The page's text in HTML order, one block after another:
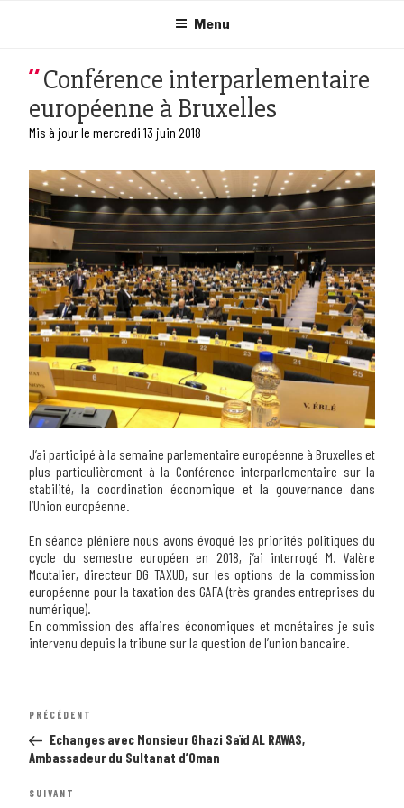
Menu
Conférence interparlementaire
européenne à Bruxelles
Mis à jour le mercredi 13 juin 2018
J’ai participé à la semaine parlementaire européenne à Bruxelles et
plus particulièrement à la Conférence interparlementaire sur la
stabilité, la coordination économique et la gouvernance dans
l’Union européenne.
En séance plénière nous avons évoqué les priorités politiques du
cycle du semestre européen en 2018, j’ai interrogé M. Valère
Moutalier, directeur DG TAXUD, sur les options de la commission
européenne pour la taxation des GAFA (très grandes entreprises du
numérique).
En commission des affaires économiques et monétaires je suis
intervenu depuis la tribune sur la question de l’union bancaire.
de
l’article
Article
précédent
PRÉCÉDENT
Echanges avec Monsieur Ghazi Saïd AL RAWAS,
Ambassadeur du Sultanat d’Oman
Article
SUIVANT